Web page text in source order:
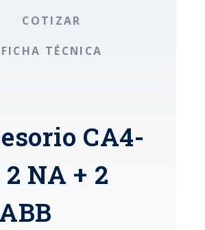
COTIZAR
FICHA TÉCNICA
CA4-
2 NA + 2